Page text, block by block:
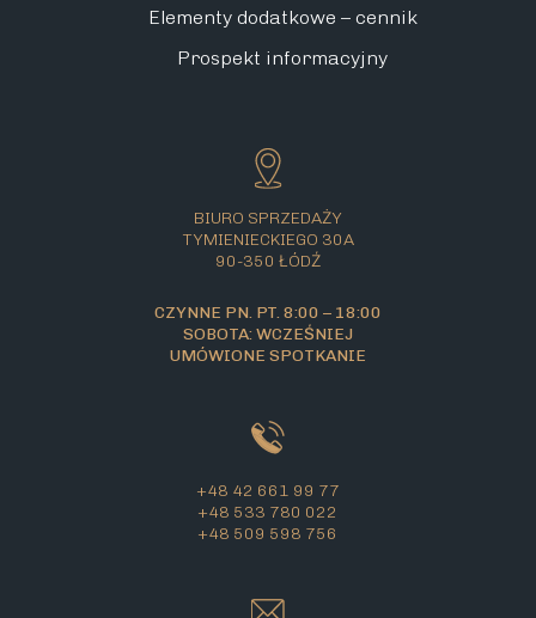
Elementy dodatkowe – cennik
Prospekt informacyjny
BIURO SPRZEDAŻY
TYMIENIECKIEGO 30A
90-350 ŁÓDŹ
CZYNNE PN. PT. 8:00 – 18:00
SOBOTA: WCZEŚNIEJ
UMÓWIONE SPOTKANIE
+48 42 661 99 77
+48 533 780 022
+48 509 598 756